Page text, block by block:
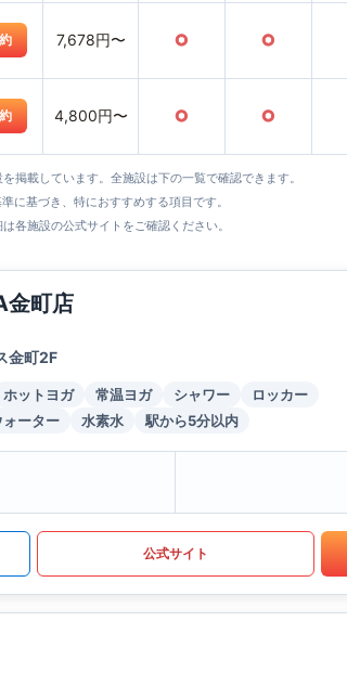
7,678円〜 ○ ○
4,800円〜 ○ ○
掲載しています。全施設は下の一覧で確認できます。
に基づき、特におすすめする項目です。
各施設の公式サイトをご確認ください。
金町店
金町2F
ホットヨガ 常温ヨガ シャワー
ロッカー
ォーター 水素水 駅から5分以内
公式サイト